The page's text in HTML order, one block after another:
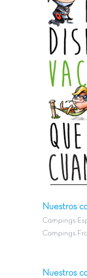
Nuestros
Campings
Campings
Nuestros